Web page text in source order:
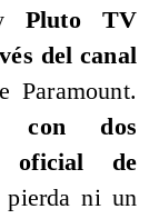
Pluto TV
del canal
con dos
oficial de
pierda ni un